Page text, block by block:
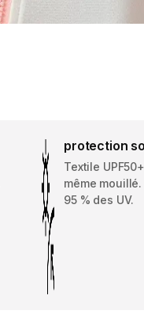
protection
Textile
même
95 % des UV.